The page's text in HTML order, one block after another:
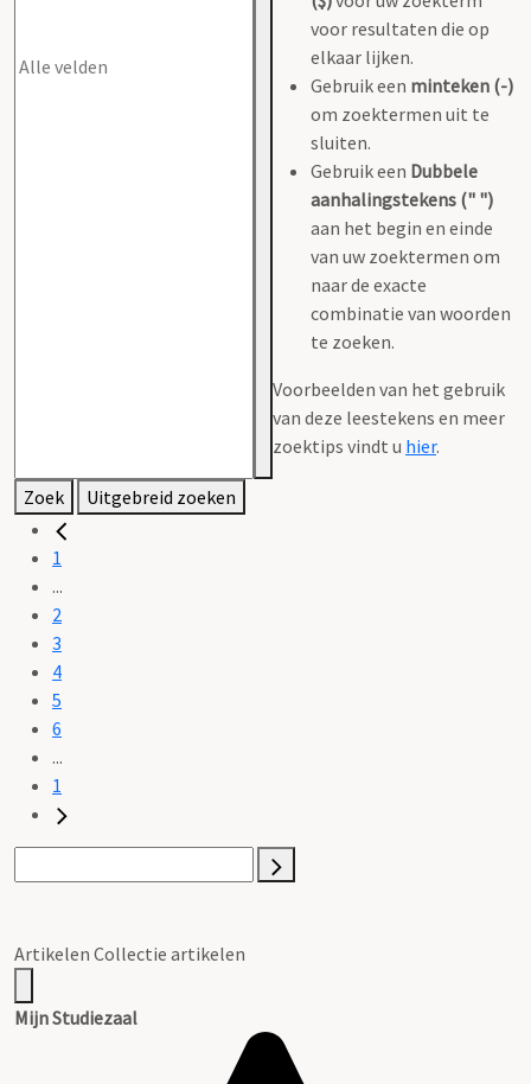
voor resultaten die op
elkaar lijken.
Gebruik een minteken (-)
om zoektermen uit te
sluiten.
Gebruik een Dubbele
aanhalingstekens (" ")
aan het begin en einde
van uw zoektermen om
naar de exacte
combinatie van woorden
te zoeken.
Voorbeelden van het gebruik
van deze leestekens en meer
zoektips vindt u hier.
Zoek Uitgebreid zoeken
1
...
2
3
4
5
6
...
1
Artikelen Collectie artikelen
Mijn Studiezaal